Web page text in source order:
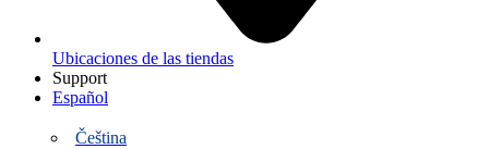
Ubicaciones de las tiendas
Support
Español
Čeština